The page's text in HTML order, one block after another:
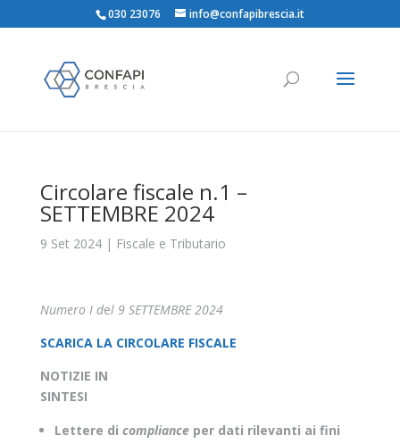
030 23076 info@confapibrescia.it
Circolare fiscale n.1 –
SETTEMBRE 2024
9 Set 2024| Fiscale e Tributario
Numero I del 9 SETTEMBRE 2024
SCARICA LA CIRCOLARE FISCALE
NOTIZIE IN
SINTESI
Lettere di complianceper dati rilevanti ai fini